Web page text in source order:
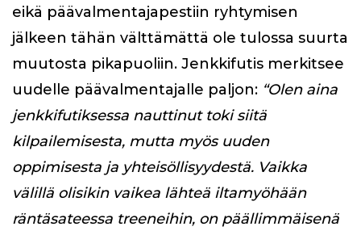
eikä päävalmentajapestiin ryhtymisen
jälkeen tähän välttämättä ole tulossa suurta
muutosta pikapuoliin. Jenkkifutis merkitsee
uudelle päävalmentajalle paljon: “Olen aina
jenkkifutiksessa nauttinut toki siitä
kilpailemisesta, mutta myös uuden
oppimisesta ja yhteisöllisyydestä. Vaikka
välillä olisikin vaikea lähteä iltamyöhään
räntäsateessa treeneihin, on päällimmäisenä